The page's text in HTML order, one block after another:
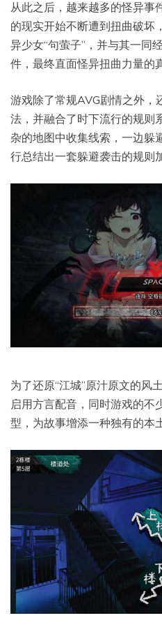
从此之后，越来越多的怪异事
的现实开始不断遭到扭曲破坏
异少女“句萤子”，并与其一同
件，最终直面怪异扭曲力量的
游戏除了常规AVG剧情之外，
法，并融合了时下流行的规则
杂的地图中收集线索，一边躲
行总结出一套躲避袭击的规则
为了还原“江城”原汁原文的风
启用方言配音，同时游戏的不
型，为故事增添一种独有的本